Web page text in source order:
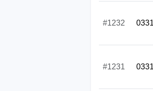
#1232
#1231